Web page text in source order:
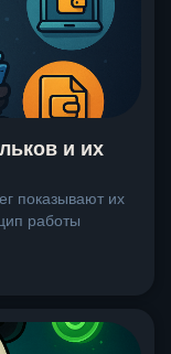
и их
показывают их
работы